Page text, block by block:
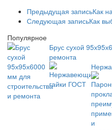
Предыдущая записьКак
Следующая записьКак
Популярное
Брус сухой
ремонта